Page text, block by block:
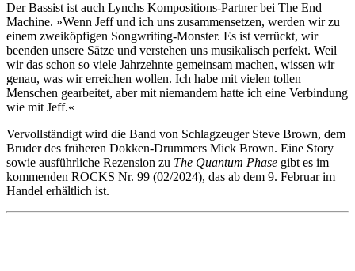
Der Bassist ist auch Lynchs Kompositions-Partner bei The End
Machine. »Wenn Jeff und ich uns zusammensetzen, werden wir zu
einem zweiköpfigen Songwriting-Monster. Es ist verrückt, wir
beenden unsere Sätze und verstehen uns musikalisch perfekt. Weil
wir das schon so viele Jahrzehnte gemeinsam machen, wissen wir
genau, was wir erreichen wollen. Ich habe mit vielen tollen
Menschen gearbeitet, aber mit niemandem hatte ich eine Verbindung
wie mit Jeff.«
Vervollständigt wird die Band von Schlagzeuger Steve Brown, dem
Bruder des früheren Dokken-Drummers Mick Brown. Eine Story
sowie ausführliche Rezension zu The Quantum Phase gibt es im
kommenden ROCKS Nr. 99 (02/2024), das ab dem 9. Februar im
Handel erhältlich ist.